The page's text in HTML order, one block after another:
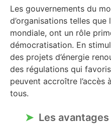
Les gouvernements du
d’organisations telles que
mondiale, ont un rôle
démocratisation. En
des projets d’énergie
des régulations qui
peuvent accroître l’accès
tous.
Les avantages